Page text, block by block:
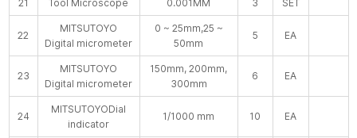
21 Tool Microscope 0.001MM 3 SET
22
MITSUTOYO
Digital micrometer
0 ~ 25mm,25 ~
50mm
5 EA
23
MITSUTOYO
Digital micrometer
150mm, 200mm,
300mm
6 EA
24
MITSUTOYODial
indicator
1/1000 mm 10 EA